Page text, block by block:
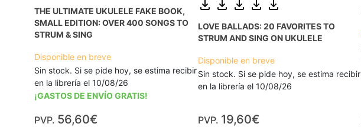
THE ULTIMATE UKULELE FAKE BOOK,
SMALL EDITION: OVER 400 SONGS TO
STRUM & SING
Disponible en breve
Sin stock. Si se pide hoy, se estima recibir
en la librería el 10/08/26
¡GASTOS DE ENVÍO GRATIS!
PVP. 56,60€
LOVE BALLADS: 20 FAVORITES TO
STRUM AND SING ON UKULELE
Disponible en breve
Sin stock. Si se pide hoy, se estima recibir
en la librería el 10/08/26
PVP. 19,60€